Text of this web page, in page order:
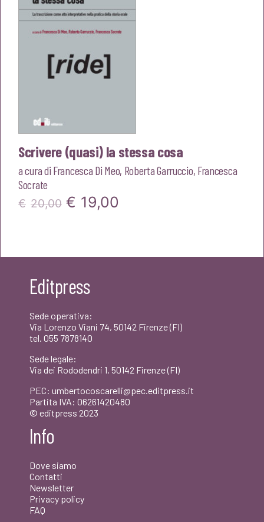
Scrivere (quasi) la stessa cosa
a cura di Francesca Di Meo, Roberta Garruccio, Francesca
Socrate
€ 20,00 Il
€20,00.
€ 19,00
Editpress
Sede operativa:
Via Lorenzo Viani 74, 50142 Firenze (FI)
tel. 055 7878140
Sede legale:
Via dei Rododendri 1, 50142 Firenze (FI)
PEC: umbertocoscarelli@pec.editpress.it
Partita IVA: 06261420480
© editpress 2023
Info
Dove siamo
Contatti
Newsletter
Privacy policy
FAQ